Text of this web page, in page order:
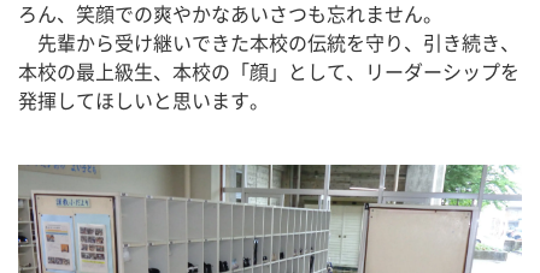
ろん、笑顔での爽やかなあいさつも忘れません。
先輩から受け継いできた本校の伝統を守り、引き続き、
本校の最上級生、本校の「顔」として、リーダーシップを
発揮してほしいと思います。